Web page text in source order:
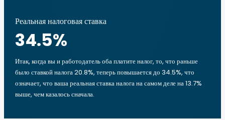
Реальная налоговая ставка
34.5%
Итак, когда вы и работодатель оба платите налог, то, что раньше
было ставкой налога 20.8%, теперь повышается до 34.5%, что
означает, что ваша реальная ставка налога на самом деле на 13.7%
выше, чем казалось сначала.